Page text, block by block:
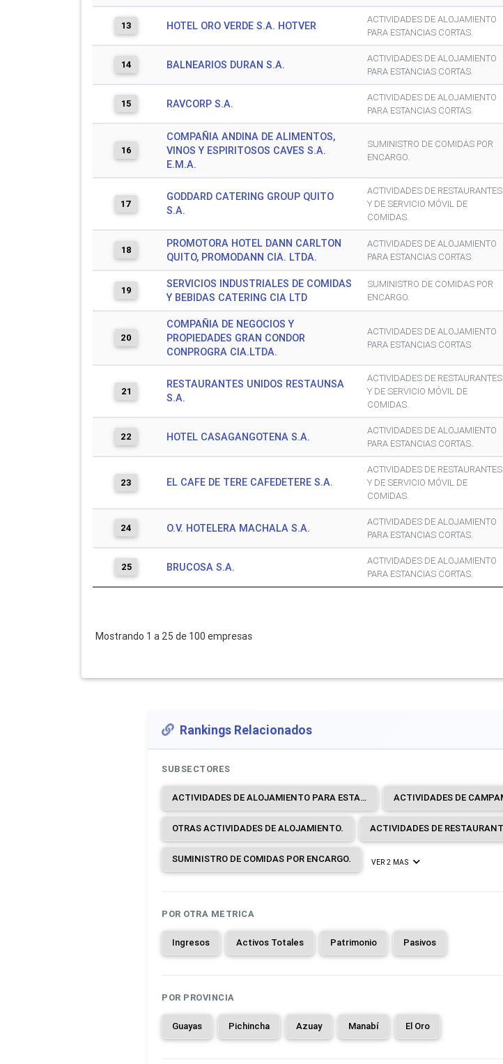
13 HOTEL ORO VERDE S.A. HOTVER
ACTIVIDADES DE ALOJAMIENTO
PARA ESTANCIAS CORTAS.
14 BALNEARIOS DURAN S.A.
ACTIVIDADES DE ALOJAMIENTO
PARA ESTANCIAS CORTAS.
15 RAVCORP S.A.
ACTIVIDADES DE ALOJAMIENTO
PARA ESTANCIAS CORTAS.
16
COMPAÑIA ANDINA DE ALIMENTOS,
VINOS Y ESPIRITOSOS CAVES S.A.
E.M.A.
SUMINISTRO DE COMIDAS POR
ENCARGO.
17
GODDARD CATERING GROUP QUITO
S.A.
ACTIVIDADES DE RESTAURANTES
Y DE SERVICIO MÓVIL DE
COMIDAS.
18
PROMOTORA HOTEL DANN CARLTON
QUITO, PROMODANN CIA. LTDA.
ACTIVIDADES DE ALOJAMIENTO
PARA ESTANCIAS CORTAS.
19
SERVICIOS INDUSTRIALES DE COMIDAS
Y BEBIDAS CATERING CIA LTD
SUMINISTRO DE COMIDAS POR
ENCARGO.
20
COMPAÑIA DE NEGOCIOS Y
PROPIEDADES GRAN CONDOR
CONPROGRA CIA.LTDA.
ACTIVIDADES DE ALOJAMIENTO
PARA ESTANCIAS CORTAS.
21
RESTAURANTES UNIDOS RESTAUNSA
S.A.
ACTIVIDADES DE RESTAURANTES
Y DE SERVICIO MÓVIL DE
COMIDAS.
22 HOTEL CASAGANGOTENA S.A.
ACTIVIDADES DE ALOJAMIENTO
PARA ESTANCIAS CORTAS.
23 EL CAFE DE TERE CAFEDETERE S.A.
ACTIVIDADES DE RESTAURANTES
Y DE SERVICIO MÓVIL DE
COMIDAS.
24 O.V. HOTELERA MACHALA S.A.
ACTIVIDADES DE ALOJAMIENTO
PARA ESTANCIAS CORTAS.
25 BRUCOSA S.A.
ACTIVIDADES DE ALOJAMIENTO
PARA ESTANCIAS CORTAS.
Mostrando 1 a 25 de 100 empresas
Rankings Relacionados
SUBSECTORES
ACTIVIDADES DE ALOJAMIENTO PARA ESTANCIAS CORTAS.
OTRAS ACTIVIDADES DE ALOJAMIENTO.
SUMINISTRO DE COMIDAS POR ENCARGO. VER 2 MAS
POR OTRA METRICA
Ingresos Activos Totales Patrimonio Pasivos
POR PROVINCIA
Guayas Pichincha Azuay Manabí El Oro